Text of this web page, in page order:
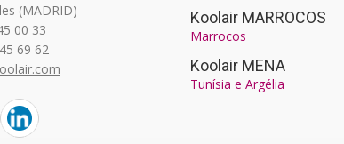
(MADRID)
00 33
69 62
Koolair MARROCOS
Marrocos
Koolair MENA
Tunísia e Argélia